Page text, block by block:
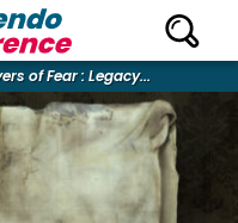
of Fear : Legacy...